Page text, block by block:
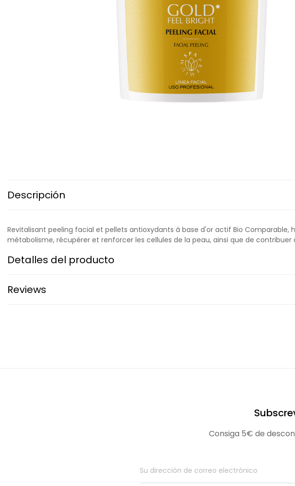
Descripción
Revitalisant peeling facial et pellets antioxydants à base d'or actif Bio
métabolisme, récupérer et renforcer les cellules de la peau, ainsi que de
Detalles del producto
Reviews
Consiga 5€ de